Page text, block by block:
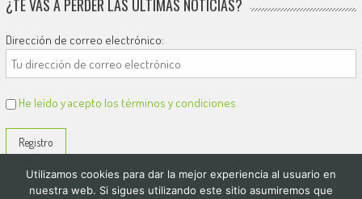
¿TE VAS A PERDER LAS ÚLTIMAS NOTICIAS?
Dirección de correo electrónico:
He leído y acepto los términos y condiciones
Utilizamos cookies para dar la mejor experiencia al usuario en
nuestra web. Si sigues utilizando este sitio asumiremos que